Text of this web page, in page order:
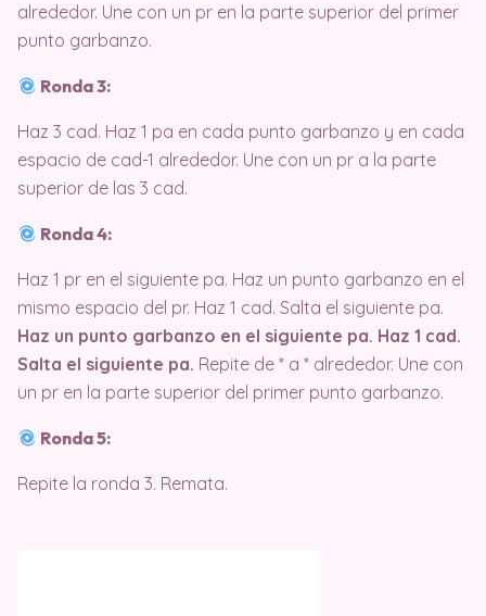
alrededor. Une con un pr en la parte superior del primer
punto garbanzo.
Ronda 3:
Haz 3 cad. Haz 1 pa en cada punto garbanzo y en cada
espacio de cad-1 alrededor. Une con un pr a la parte
superior de las 3 cad.
Ronda 4:
Haz 1 pr en el siguiente pa. Haz un punto garbanzo en el
mismo espacio del pr. Haz 1 cad. Salta el siguiente pa.
Haz un punto garbanzo en el siguiente pa. Haz 1 cad.
Salta el siguiente pa. Repite de * a * alrededor. Une con
un pr en la parte superior del primer punto garbanzo.
Ronda 5:
Repite la ronda 3. Remata.